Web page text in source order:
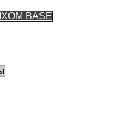
BASE